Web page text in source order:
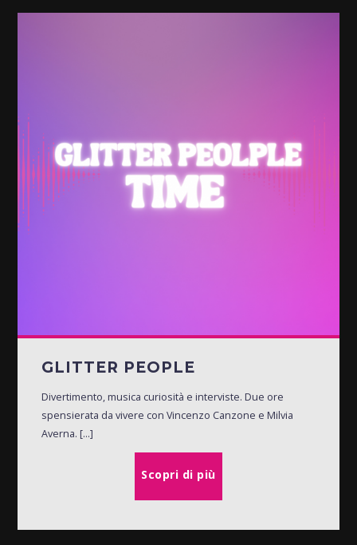
GLITTER PEOPLE
Divertimento, musica curiosità e interviste. Due ore
spensierata da vivere con Vincenzo Canzone e Milvia
Averna. [...]
Scopri di più